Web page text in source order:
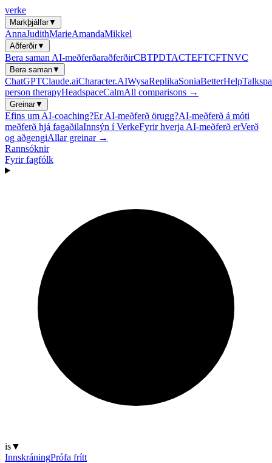
verke
Markþjálfar▼
AnnaJudithMarieAmandaMikkel
Aðferðir▼
Bera saman AI-meðferðaraðferðirCBTPDTACTEFTCFTNVC
Bera saman▼
ChatGPTClaude.aiCharacter.AIWysaReplikaSoniaBetterHelp
person therapyHeadspaceCalmAll comparisons →
Greinar▼
Efins um AI-coaching?Er AI-meðferð örugg?AI-meðferð á móti
meðferð hjá fagaðilaInnsýn í VerkeFyrir hverja AI-meðferð erVerð
og aðgengiAllar greinar →
Rannsóknir
Fyrir fagfólk
is▼
InnskráningPrófa frítt